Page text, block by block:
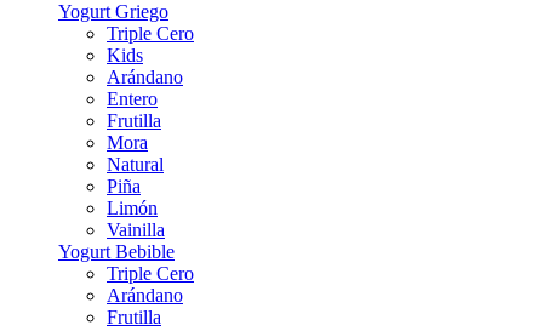
Yogurt Griego
Triple Cero
Kids
Arándano
Entero
Frutilla
Mora
Natural
Piña
Limón
Vainilla
Yogurt Bebible
Triple Cero
Arándano
Frutilla